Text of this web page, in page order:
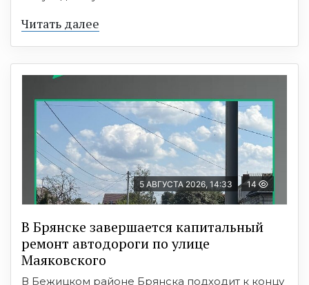
Читать далее
5 АВГУСТА 2026, 14:33 14
В Брянске завершается капитальный
ремонт автодороги по улице
Маяковского
В Бежицком районе Брянска подходит к концу